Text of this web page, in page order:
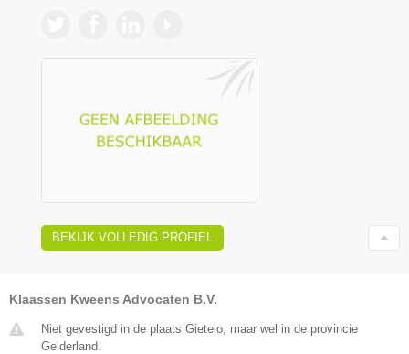
BEKIJK VOLLEDIG PROFIEL
Klaassen Kweens Advocaten B.V.
Niet gevestigd in de plaats Gietelo, maar wel in de provincie
Gelderland.